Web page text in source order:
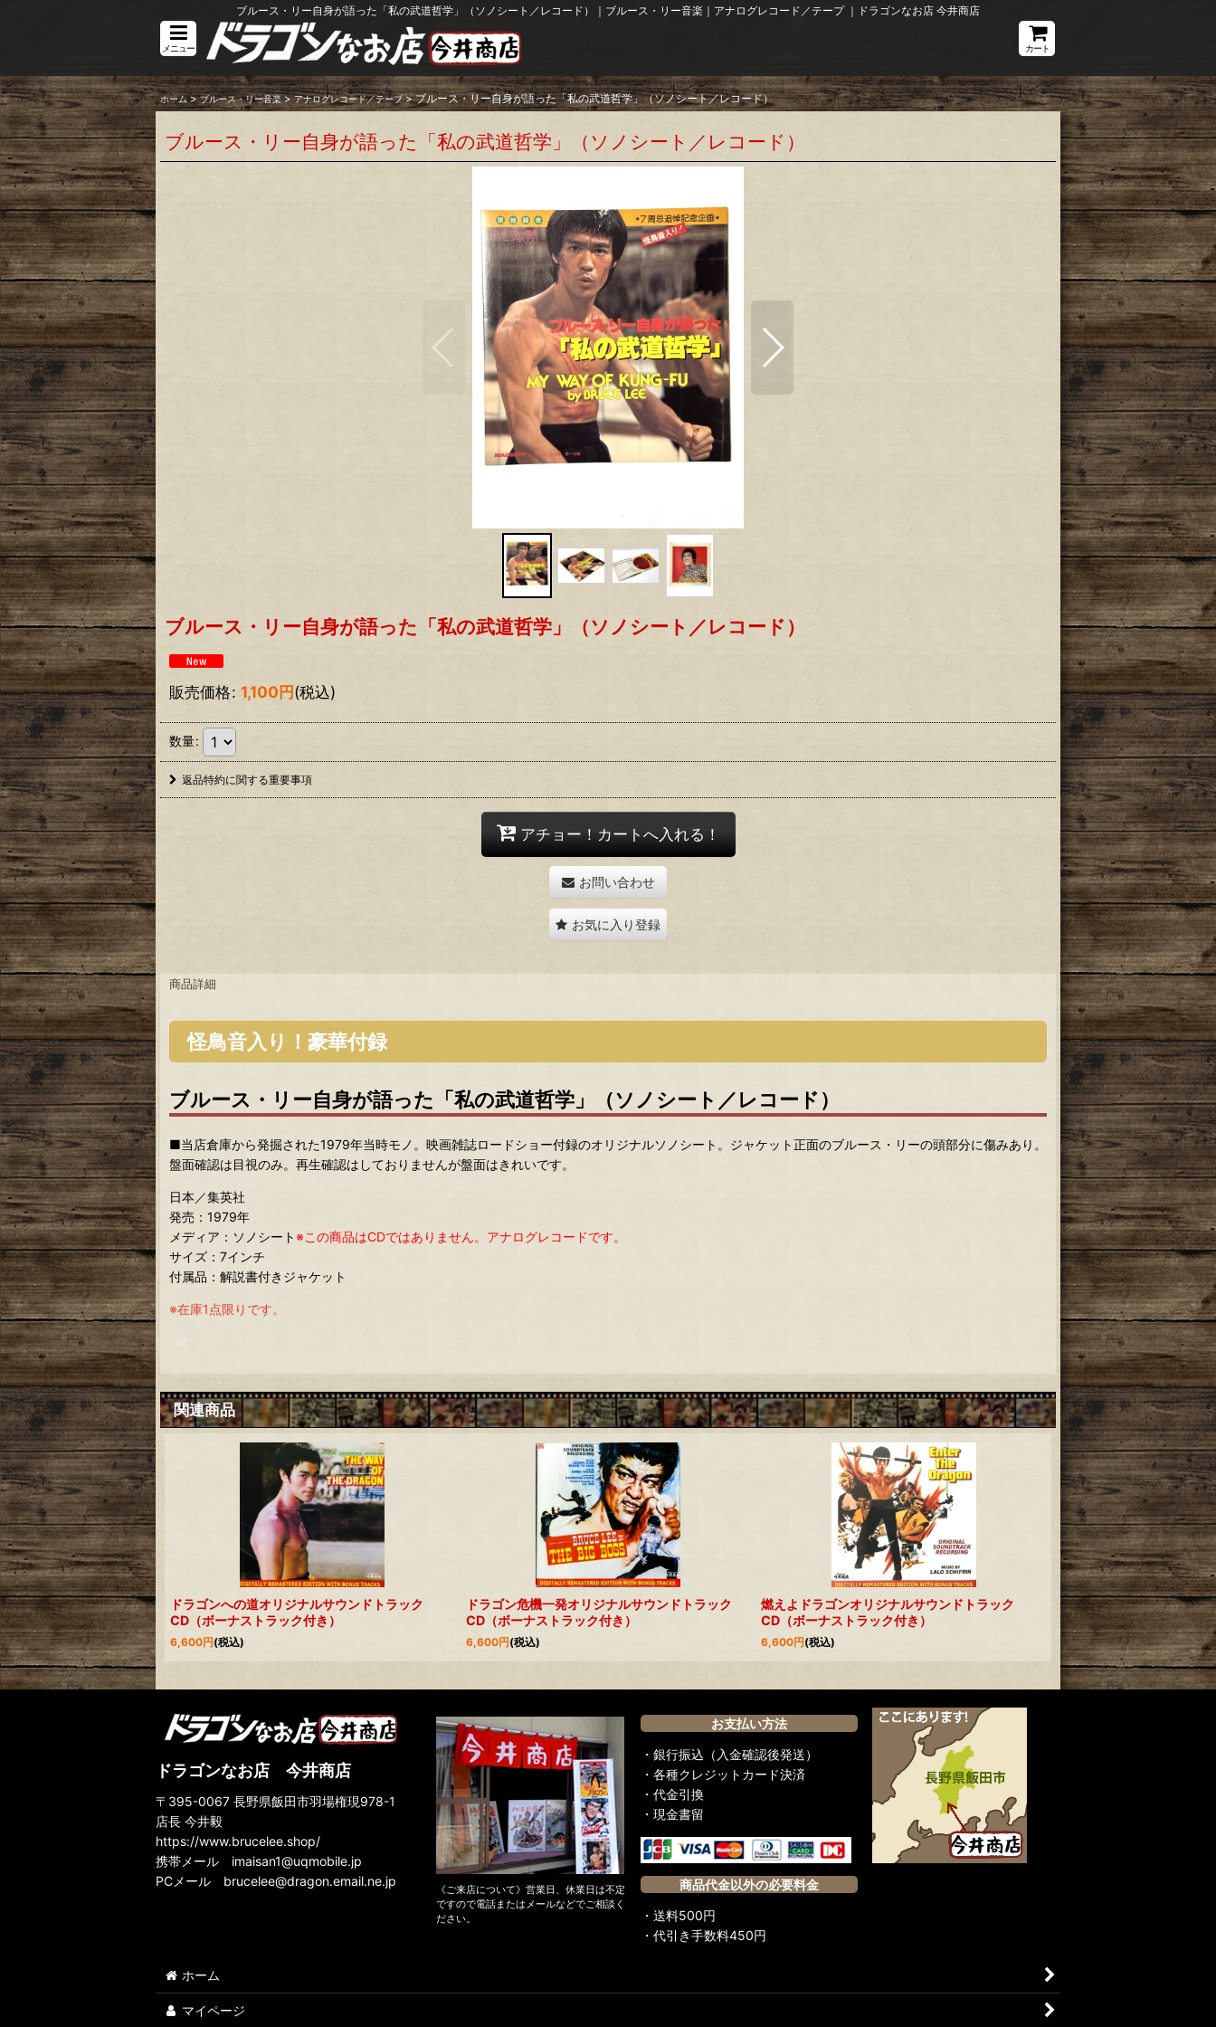
ブルース・リー自身が語った「私の武道哲学」（ソノシート／レコード）｜ブルース・リー音楽｜アナログレコード／テープ ｜ドラゴンなお店 今井商店
メニュー カート
ホーム > ブルース・リー音楽 > アナログレコード／テープ > ブルース・リー自身が語った「私の武道哲学」（ソノシート／レコード）
ブルース・リー自身が語った「私の武道哲学」（ソノシート／レコード）
ブルース・リー自身が語った「私の武道哲学」（ソノシート／レコード）
販売価格: 1,100円(税込)
数量:
返品特約に関する重要事項
アチョー！カートへ入れる！
お問い合わせ
お気に入り登録
商品詳細
怪鳥音入り！豪華付録
ブルース・リー自身が語った「私の武道哲学」（ソノシート／レコード）
■当店倉庫から発掘された1979年当時モノ。映画雑誌ロードショー付録のオリジナルソノシート。ジャケット正面のブルース・リーの頭部分に傷みあり。
盤面確認は目視のみ。再生確認はしておりませんが盤面はきれいです。
日本／集英社
発売：1979年
メディア：ソノシート※この商品はCDではありません。アナログレコードです。
サイズ：7インチ
付属品：解説書付きジャケット
※在庫1点限りです。
suk
関連商品
ドラゴンへの道オリジナルサウンドトラック
CD（ボーナストラック付き）
6,600円(税込)
ドラゴン危機一発オリジナルサウンドトラック
CD（ボーナストラック付き）
6,600円(税込)
燃えよドラゴンオリジナルサウンドトラック
CD（ボーナストラック付き）
6,600円(税込)
ドラゴンなお店 今井商店
〒395-0067 長野県飯田市羽場権現978-1
店長 今井毅
https://www.brucelee.shop/
携帯メール imaisan1@uqmobile.jp
PCメール brucelee@dragon.email.ne.jp
《ご来店について》営業日、休業日は不定
ですので電話またはメールなどでご相談く
ださい。
お支払い方法
・銀行振込（入金確認後発送）
・各種クレジットカード決済
・代金引換
・現金書留
商品代金以外の必要料金
・送料500円
・代引き手数料450円
ホーム
マイページ